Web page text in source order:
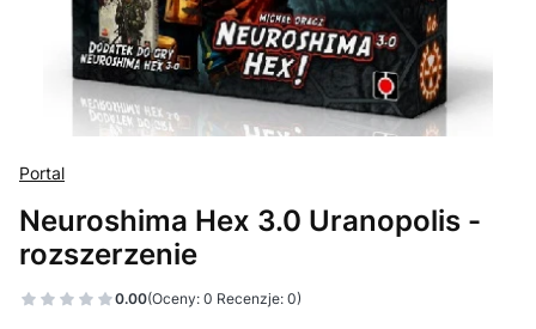
Portal
Neuroshima Hex 3.0 Uranopolis -
rozszerzenie
0.00(Oceny: 0 Recenzje: 0)